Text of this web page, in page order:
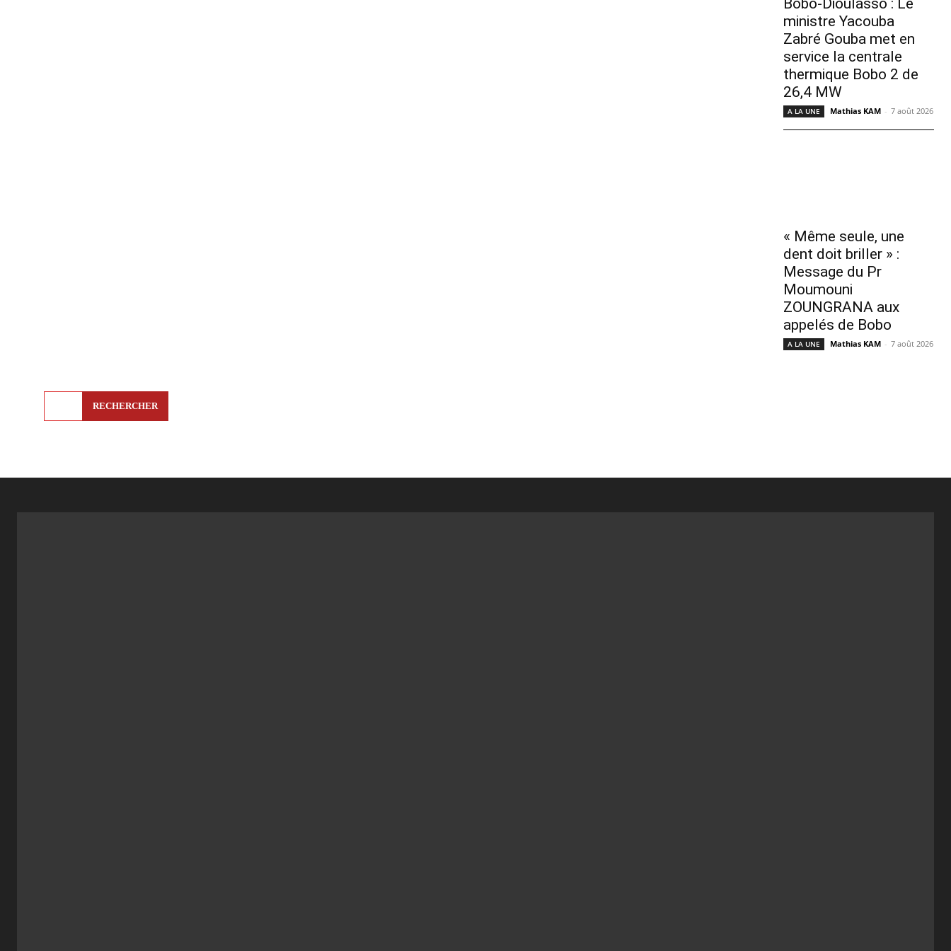
RECHERCHER
Bobo-Dioulasso : Le
ministre Yacouba
Zabré Gouba met en
service la centrale
thermique Bobo 2 de
26,4 MW
A LA UNE Mathias KAM - 7 août 2026
« Même seule, une
dent doit briller » :
Message du Pr
Moumouni
ZOUNGRANA aux
appelés de Bobo
A LA UNE Mathias KAM - 7 août 2026